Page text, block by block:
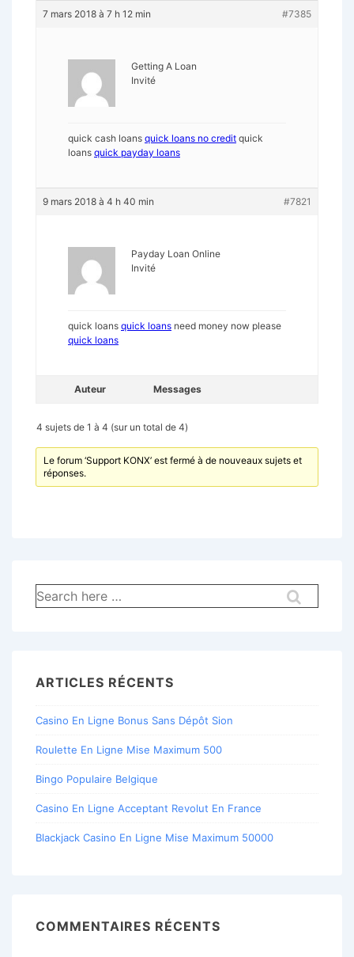
7 mars 2018 à 7 h 12 min #7385
Getting A Loan
Invité
quick cash loans quick loans no credit quick
loans quick payday loans
9 mars 2018 à 4 h 40 min #7821
Payday Loan Online
Invité
quick loans quick loans need money now please
quick loans
Auteur Messages
4 sujets de 1 à 4 (sur un total de 4)
Le forum ‘Support KONX’ est fermé à de nouveaux sujets et
réponses.
Recherche
pour:
ARTICLES RÉCENTS
Casino En Ligne Bonus Sans Dépôt Sion
Roulette En Ligne Mise Maximum 500
Bingo Populaire Belgique
Casino En Ligne Acceptant Revolut En France
Blackjack Casino En Ligne Mise Maximum 50000
COMMENTAIRES RÉCENTS